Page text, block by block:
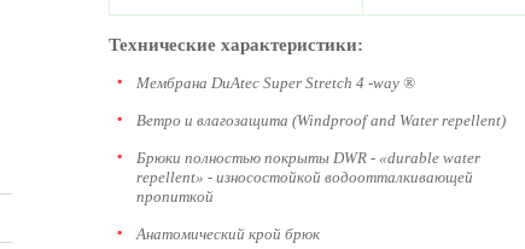
Технические характеристики:
Мембрана DuAtec Super Stretch 4 -way ®
Ветро и влагозащита (Windproof and Water repellent)
Брюки полностью покрыты DWR - «durable water
repellent» - износостойкой водоотталкивающей
пропиткой
Анатомический крой брюк